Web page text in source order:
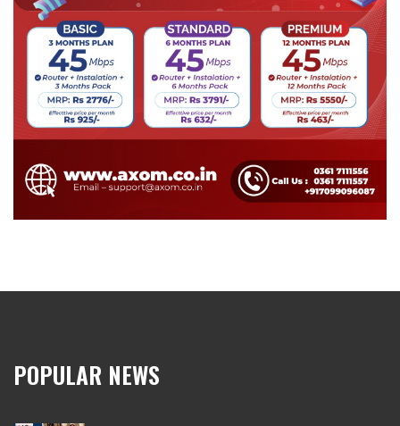
POPULAR NEWS